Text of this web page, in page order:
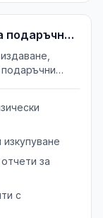
подаръчни
за
с